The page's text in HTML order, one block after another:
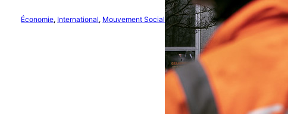
Économie, International, Mouvement Social